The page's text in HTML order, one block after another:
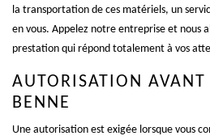
la transportation de ces matériels, un
en vous. Appelez notre entreprise et nous
prestation qui répond totalement à vos
AUTORISATION
BENNE
Une autorisation est exigée lorsque vous